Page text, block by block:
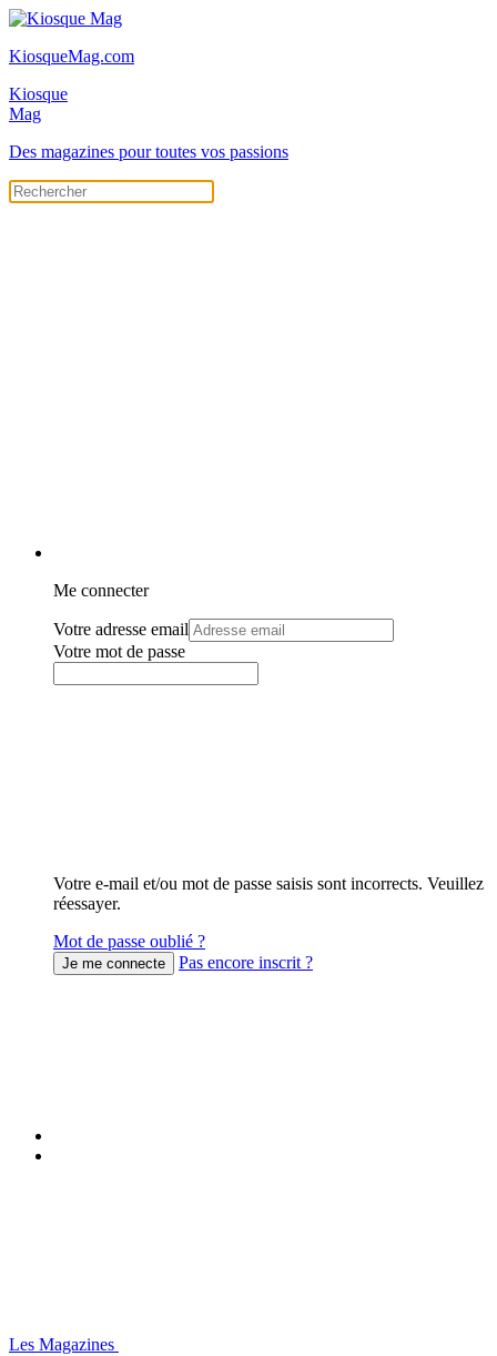
KiosqueMag.com
Kiosque
Mag
Des magazines pour toutes vos passions
Me connecter
Votre adresse email
Votre mot de passe
Votre e-mail et/ou mot de passe saisis sont incorrects. Veuillez
réessayer.
Mot de passe oublié ?
Pas encore inscrit ?
Les Magazines